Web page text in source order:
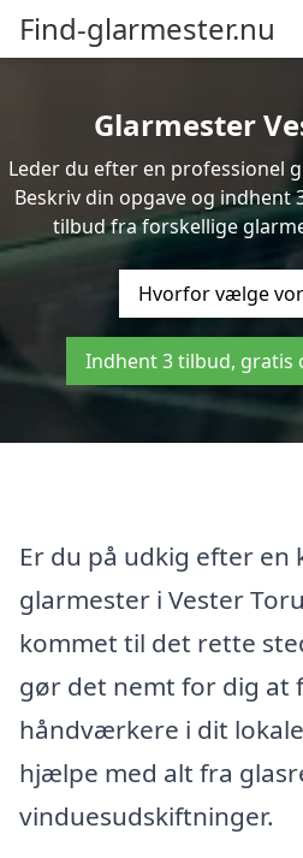
Find-glarmester.nu
Glarmester
Leder du efter en professionel
Beskriv din opgave og
tilbud fra forskellige
Hvorfor vælge
Indhent 3 tilbud, gratis
Er du på udkig efter en
glarmester i Vester
kommet til det rette
gør det nemt for dig at
håndværkere i dit
hjælpe med alt fra
vinduesudskiftninger.